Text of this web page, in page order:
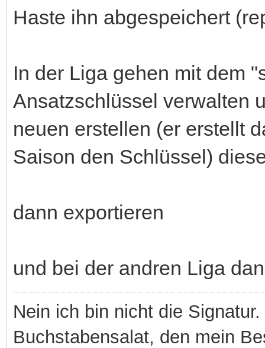
Haste ihn abgespeichert
In der Liga gehen mit dem
Ansatzschlüssel verwalten
neuen erstellen (er erstellt
Saison den Schlüssel)
dann exportieren
und bei der andren Liga
Nein ich bin nicht die
Buchstabensalat, den mein